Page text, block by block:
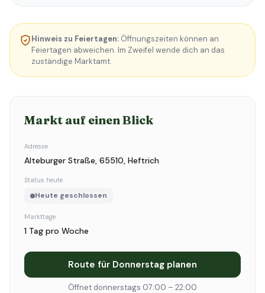
Hinweis zu Feiertagen: Öffnungszeiten können an
Feiertagen abweichen. Im Zweifel wende dich an das
zuständige Marktamt.
Markt auf einen Blick
Adresse
Alteburger Straße, 65510, Heftrich
Status heute
Heute geschlossen
Markttage
1 Tag pro Woche
Route für Donnerstag planen
Öffnet donnerstags 07:00 – 22:00